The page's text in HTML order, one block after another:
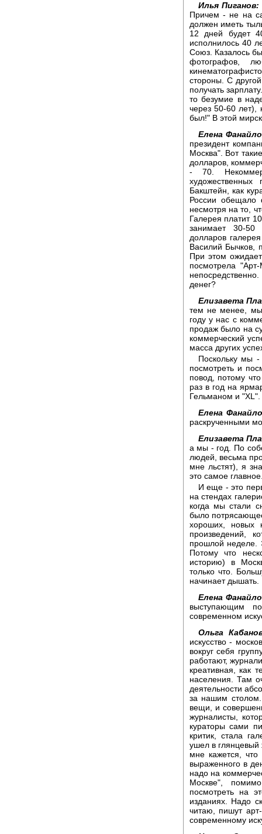
Илья Пиганов:
Причем - не на
должен иметь
12 дней будет
исполнилось 40
Союз. Казалось
фотографов,
стороны. С
получать
то безумие в
через 50-60 лет),
был!" В этой
Елена
президент
Москва". Вот
долларов,
- 70.
Бакштейн, как
России обещало
несмотря на то,
Галерея платит
занимает 30-50
долларов
Василий Бычков,
При этом
посмотрела
денег?
Елизавета
тем не менее,
году у нас с
продаж было на
коммерческий
масса других
Поскольку мы
посмотреть и
повод, потому
раз в год на
Гельманом и "XL".
Елена
раскрученными
Елизавета
а мы - год. По
людей, весьма
мне льстят), я
это самое
И еще - это
на стендах
когда мы стали
было
хороших, новых
произведений,
прошлой неделе.
Потому что
историю) в
только что.
начинает дышать.
Елена
выступающим
современном
Ольга
искусство -
вокруг себя
работают,
креативная, как
населения. Там
деятельности
за нашим
вещи, и
журналисты,
кураторы сами
критик, стала
ушел в глянцевый
мне кажется, что
выраженного в
надо на
Москве",
посмотреть на
изданиях. Надо
читаю, пишут арт-
современному